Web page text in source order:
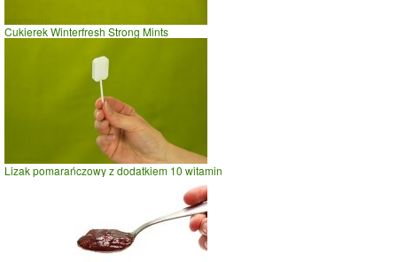
Cukierek Winterfresh Strong Mints
Lizak pomarańczowy z dodatkiem 10 witamin